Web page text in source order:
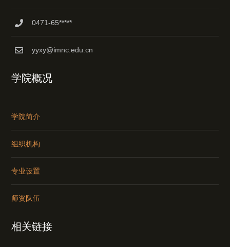
0471-65*****
yyxy@imnc.edu.cn
学院概况
学院简介
组织机构
专业设置
师资队伍
相关链接